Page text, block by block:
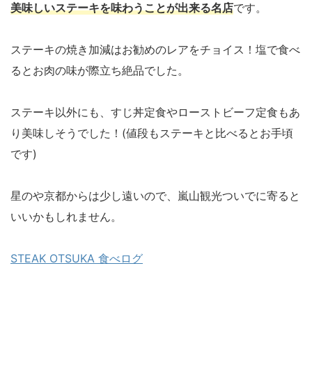
美味しいステーキを味わうことが出来る名店です。
ステーキの焼き加減はお勧めのレアをチョイス！塩で食べ
るとお肉の味が際立ち絶品でした。
ステーキ以外にも、すじ丼定食やローストビーフ定食もあ
り美味しそうでした！(値段もステーキと比べるとお手頃
です)
星のや京都からは少し遠いので、嵐山観光ついでに寄ると
いいかもしれません。
STEAK OTSUKA 食べログ